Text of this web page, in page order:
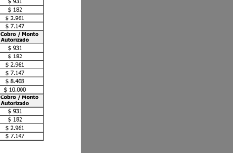
$ 182
$ 2.961
$ 7.147
Cobro / Monto
Autorizado
$ 931
$ 182
$ 2.961
$ 7.147
$ 8.408
$ 10.000
Cobro / Monto
Autorizado
$ 931
$ 182
$ 2.961
$ 7.147